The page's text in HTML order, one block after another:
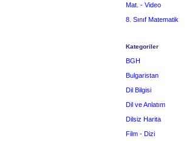
Mat. - Video
8. Sınıf Matematik
Kategoriler
BGH
Bulgaristan
Dil Bilgisi
Dil ve Anlatım
Dilsiz Harita
Film - Dizi